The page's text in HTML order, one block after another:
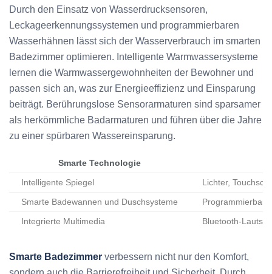
Durch den Einsatz von Wasserdrucksensoren,
Leckageerkennungssystemen und programmierbaren
Wasserhähnen lässt sich der Wasserverbrauch im smarten
Badezimmer optimieren. Intelligente Warmwassersysteme
lernen die Warmwassergewohnheiten der Bewohner und
passen sich an, was zur Energieeffizienz und Einsparung
beiträgt. Berührungslose Sensorarmaturen sind sparsamer
als herkömmliche Badarmaturen und führen über die Jahre
zu einer spürbaren Wassereinsparung.
Smarte Technologie
Intelligente Spiegel Lichter,
Smarte Badewannen und Duschsysteme
Integrierte Multimedia Bluetooth-
Smarte Badezimmer verbessern nicht nur den Komfort,